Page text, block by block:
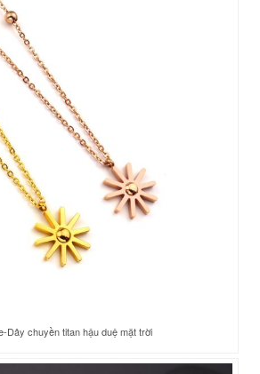
Dây chuyền titan hậu duệ mặt trời